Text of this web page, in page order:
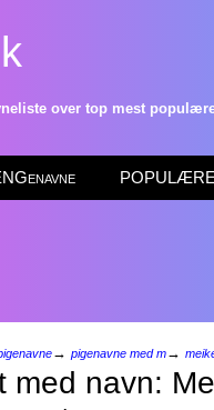
over top mest
POPULÆRE
→ pigenavne med m→